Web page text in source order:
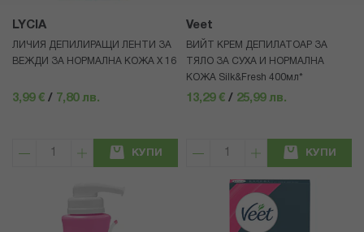
LYCIA
ЛИЧИЯ ДЕПИЛИРАЩИ ЛЕНТИ ЗА
ВЕЖДИ ЗА НОРМАЛНА КОЖА Х 16
3,99 € / 7,80 лв.
КУПИ
Veet
ВИЙТ КРЕМ ДЕПИЛАТОАР ЗА
ТЯЛО ЗА СУХА И НОРМАЛНА
КОЖА Silk&Fresh 400мл*
13,29 € / 25,99 лв.
КУПИ